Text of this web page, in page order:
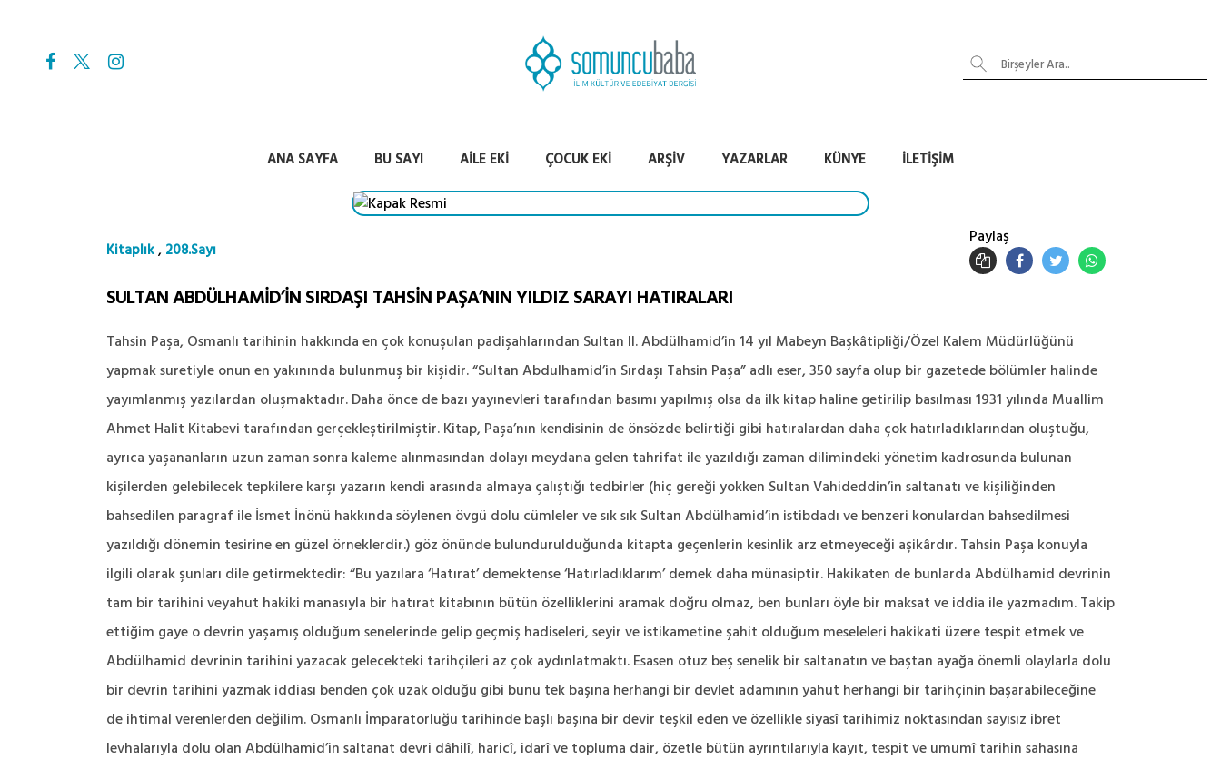
ANA SAYFA BU SAYI AILE EKI ÇOCUK EKI ARŞIV YAZARLAR KÜNYE İLETIŞIM
Kitaplık, 208.Sayı
Paylaş
SULTAN ABDÜLHAMİD’İN SIRDAŞI TAHSİN PAŞA’NIN YILDIZ SARAYI HATIRALARI
Tahsin Paşa, Osmanlı tarihinin hakkında en çok konuşulan padişahlarından Sultan II. Abdülhamid’in 14 yıl Mabeyn Başkâtipliği/Özel Kalem Müdürlüğünü
yapmak suretiyle onun en yakınında bulunmuş bir kişidir. “Sultan Abdulhamid’in Sırdaşı Tahsin Paşa” adlı eser, 350 sayfa olup bir gazetede bölümler halinde
yayımlanmış yazılardan oluşmaktadır. Daha önce de bazı yayınevleri tarafından basımı yapılmış olsa da ilk kitap haline getirilip basılması 1931 yılında Muallim
Ahmet Halit Kitabevi tarafından gerçekleştirilmiştir. Kitap, Paşa’nın kendisinin de önsözde belirtiği gibi hatıralardan daha çok hatırladıklarından oluştuğu,
ayrıca yaşananların uzun zaman sonra kaleme alınmasından dolayı meydana gelen tahrifat ile yazıldığı zaman dilimindeki yönetim kadrosunda bulunan
kişilerden gelebilecek tepkilere karşı yazarın kendi arasında almaya çalıştığı tedbirler (hiç gereği yokken Sultan Vahideddin’in saltanatı ve kişiliğinden
bahsedilen paragraf ile İsmet İnönü hakkında söylenen övgü dolu cümleler ve sık sık Sultan Abdülhamid’in istibdadı ve benzeri konulardan bahsedilmesi
yazıldığı dönemin tesirine en güzel örneklerdir.) göz önünde bulundurulduğunda kitapta geçenlerin kesinlik arz etmeyeceği aşikârdır. Tahsin Paşa konuyla
ilgili olarak şunları dile getirmektedir: “Bu yazılara ‘Hatırat’ demektense ‘Hatırladıklarım’ demek daha münasiptir. Hakikaten de bunlarda Abdülhamid devrinin
tam bir tarihini veyahut hakiki manasıyla bir hatırat kitabının bütün özelliklerini aramak doğru olmaz, ben bunları öyle bir maksat ve iddia ile yazmadım. Takip
ettiğim gaye o devrin yaşamış olduğum senelerinde gelip geçmiş hadiseleri, seyir ve istikametine şahit olduğum meseleleri hakikati üzere tespit etmek ve
Abdülhamid devrinin tarihini yazacak gelecekteki tarihçileri az çok aydınlatmaktı. Esasen otuz beş senelik bir saltanatın ve baştan ayağa önemli olaylarla dolu
bir devrin tarihini yazmak iddiası benden çok uzak olduğu gibi bunu tek başına herhangi bir devlet adamının yahut herhangi bir tarihçinin başarabileceğine
de ihtimal verenlerden değilim. Osmanlı İmparatorluğu tarihinde başlı başına bir devir teşkil eden ve özellikle siyasî tarihimiz noktasından sayısız ibret
levhalarıyla dolu olan Abdülhamid’in saltanat devri dâhilî, haricî, idarî ve topluma dair, özetle bütün ayrıntılarıyla kayıt, tespit ve umumî tarihin sahasına